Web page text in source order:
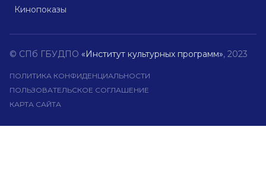
Кинопоказы
© СПб ГБУДПО «Институт культурных программ», 2023
ПОЛИТИКА КОНФИДЕНЦИАЛЬНОСТИ
ПОЛЬЗОВАТЕЛЬСКОЕ СОГЛАШЕНИЕ
КАРТА САЙТА